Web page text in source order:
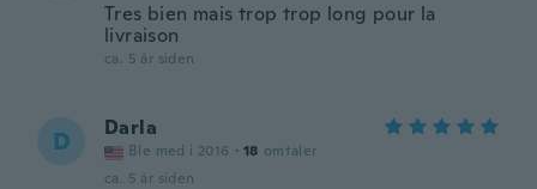
Tres bien mais trop trop long pour la
livraison
ca. 5 år siden
D Darla
Ble med i 2016 · 18 omtaler
ca. 5 år siden